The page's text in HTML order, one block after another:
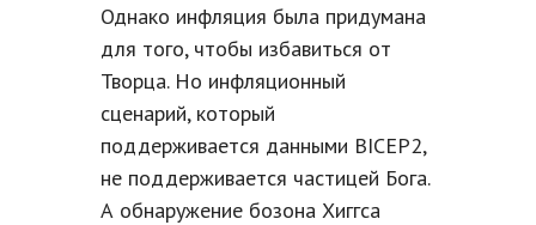
Однако инфляция была придумана
для того, чтобы избавиться от
Творца. Но инфляционный
сценарий, который
поддерживается данными BICEP2,
не поддерживается частицей Бога.
А обнаружение бозона Хиггса